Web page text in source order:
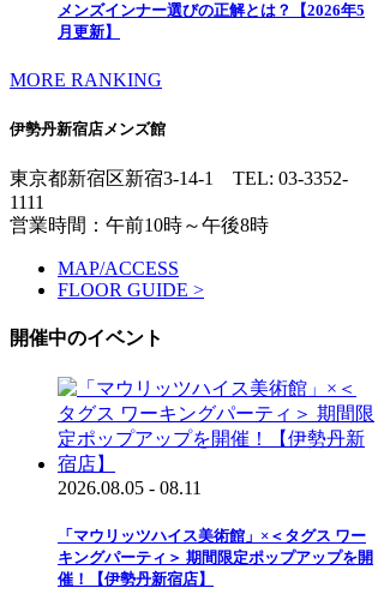
メンズインナー選びの正解とは？【2026年5
月更新】
MORE RANKING
伊勢丹新宿店メンズ館
東京都新宿区新宿3-14-1 TEL: 03-3352-
1111
営業時間：午前10時～午後8時
MAP/ACCESS
FLOOR GUIDE >
開催中のイベント
2026.08.05 - 08.11
「マウリッツハイス美術館」×＜タグス ワー
キングパーティ＞ 期間限定ポップアップを開
催！【伊勢丹新宿店】